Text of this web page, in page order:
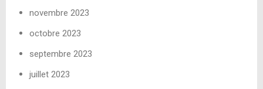
novembre 2023
octobre 2023
septembre 2023
juillet 2023